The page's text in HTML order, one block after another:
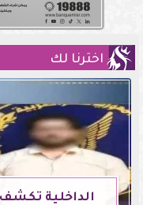
اخترنا لك
الداخلية